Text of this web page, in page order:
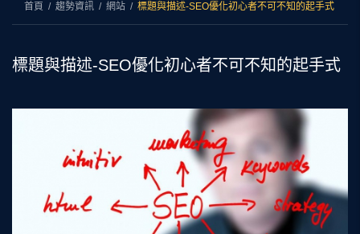
首頁 趨勢資訊 網站 標題與描述-SEO優化初心者不可不知的起手式
標題與描述-SEO優化初心者不可不知的起手式